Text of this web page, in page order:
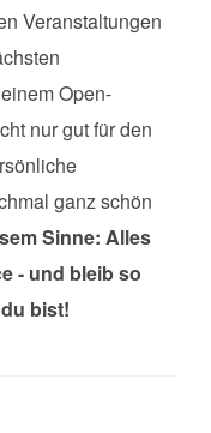
Veranstaltungen
Open-
nur gut für den
ganz schön
Sinne: Alles
- und bleib so
bist!